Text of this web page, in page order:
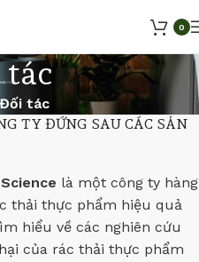
0
Đối tác
TY ĐỨNG SAU CÁC SẢN
là một công ty hàng
thải thực phẩm hiệu quả
hiểu về các nghiên cứu
của rác thải thực phẩm